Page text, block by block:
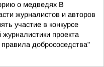
о медведях В
журналистов и авторов
участие в конкурсе
проекта
добрососедства"